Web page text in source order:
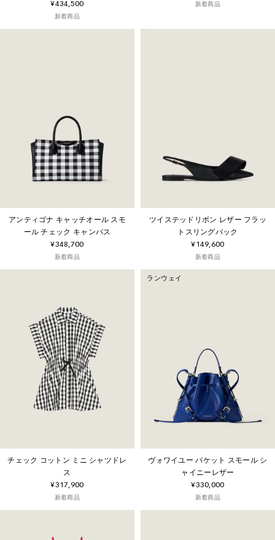
¥434,500
新着商品
新着商品
アンティゴナ キャッチオール スモ
ール チェック キャンバス
¥348,700
新着商品
ツイステッドリボン レザー フラッ
トスリングバック
¥149,600
新着商品
チェック コットン ミニ シャツドレ
ス
¥317,900
新着商品
ヴォワイユー バケット スモール シ
ャイニーレザー
¥330,000
新着商品
ランウェイ